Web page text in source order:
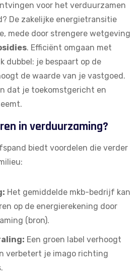
voor het verduurzamen
De zakelijke energietransitie
mede door strengere wetgeving
. Efficiënt omgaan met
dubbel: je bespaart op de
de waarde van je vastgoed.
dat je toekomstgericht en
in verduurzaming?
biedt voordelen die verder
Het gemiddelde mkb-bedrijf kan
op de energierekening door
(bron).
Een groen label verhoogt
verbetert je imago richting